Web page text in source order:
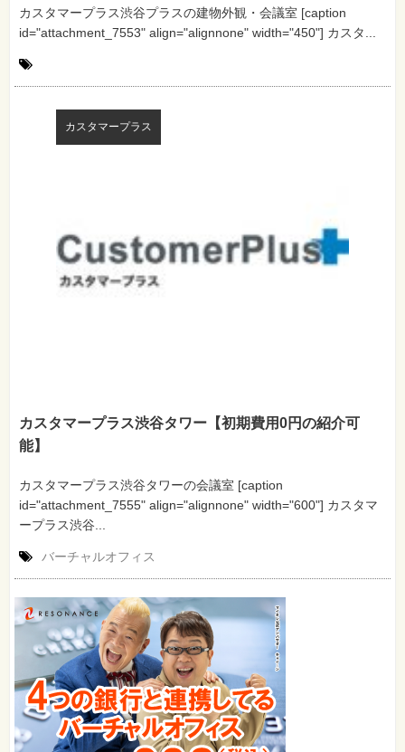
カスタマープラス渋谷プラスの建物外観・会議室 [caption
id="attachment_7553" align="alignnone" width="450"] カスタ...
カスタマープラス
カスタマープラス渋谷タワー【初期費用0円の紹介可
能】
カスタマープラス渋谷タワーの会議室 [caption
id="attachment_7555" align="alignnone" width="600"] カスタマ
ープラス渋谷...
バーチャルオフィス